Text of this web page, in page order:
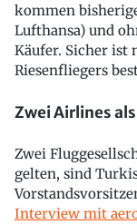
kommen
Lufthansa) und
Käufer. Sicher ist
Riesenfliegers
Zwei Airlines
Zwei
gelten, sind
Interview mit